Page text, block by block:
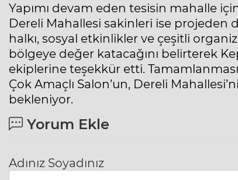
Yapımı devam eden tesisin mahalle
Dereli Mahallesi sakinleri ise
halkı, sosyal etkinlikler ve çeşitli
bölgeye değer katacağını belirterek
ekiplerine teşekkür etti.
Çok Amaçlı Salon’un, Dereli
bekleniyor.
Yorum Ekle
Adınız Soyadınız